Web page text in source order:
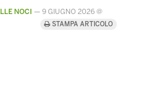
NOCI — 9 GIUGNO 2026 @
STAMPA ARTICOLO